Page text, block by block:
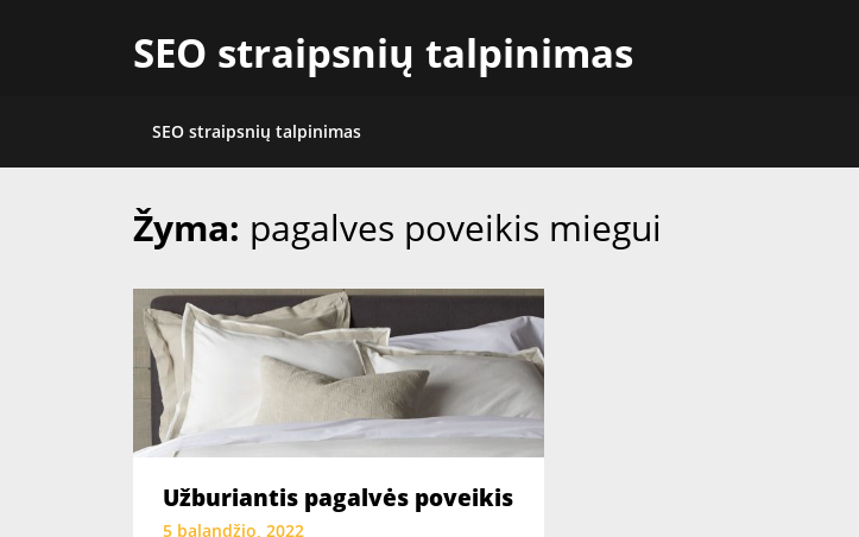
SEO straipsnių talpinimas
SEO straipsnių talpinimas
Žyma: pagalves poveikis miegui
Užburiantis pagalvės poveikis
5 balandžio, 2022